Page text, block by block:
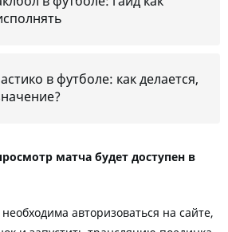
в футболе: как делается,
матча будет доступен в
авторизоваться на сайте,